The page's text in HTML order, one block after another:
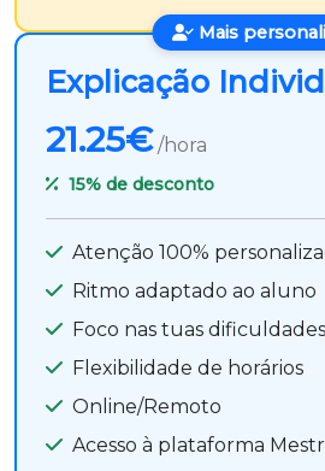
Mais
Explicação
21.25€ /hora
15% de desconto
Atenção 100%
Ritmo adaptado ao aluno
Foco nas tuas
Flexibilidade de horários
Online/Remoto
Acesso à plataforma